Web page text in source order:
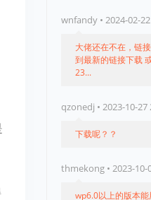
wnfandy • 2024-02-
大佬还在不在，链
到最新的链接下载
23...
qzonedj • 2023-10-27
下载呢？？
thmekong • 2023-10-
wp6.0以上的版本